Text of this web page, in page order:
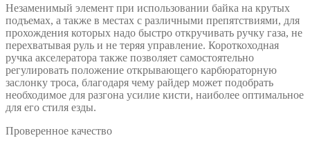
Незаменимый элемент при использовании байка на крутых
подъемах, а также в местах с различными препятствиями, для
прохождения которых надо быстро откручивать ручку газа, не
перехватывая руль и не теряя управление. Короткоходная
ручка акселератора также позволяет самостоятельно
регулировать положение открывающего карбюраторную
заслонку троса, благодаря чему райдер может подобрать
необходимое для разгона усилие кисти, наиболее оптимальное
для его стиля езды.
Проверенное качество